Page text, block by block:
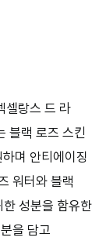
셀랑스 드 라
블랙 로즈 스킨
며 안티에이징
워터와 블랙
성분을 함유한
을 담고